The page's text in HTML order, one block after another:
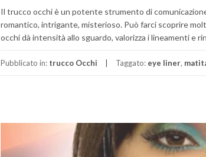
Il trucco occhi è un potente strumento di
romantico, intrigante, misterioso. Può farci scoprire
occhi dà intensità allo sguardo, valorizza i lineamenti e
Pubblicato in: trucco Occhi Taggato: eye liner,